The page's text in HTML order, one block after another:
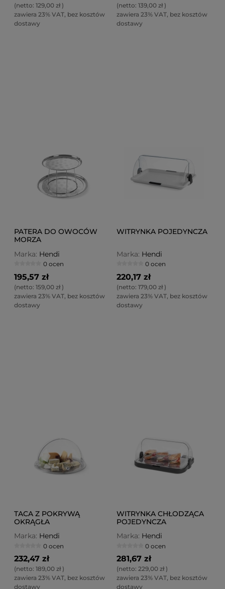
(netto: 129,00 zł)
zawiera 23% VAT, bez kosztów
dostawy
(netto: 139,00 zł)
zawiera 23% VAT, bez kosztów
dostawy
PATERA DO OWOCÓW
MORZA
Marka: Hendi
0 ocen
195,57 zł
(netto: 159,00 zł)
zawiera 23% VAT, bez kosztów
dostawy
WITRYNKA POJEDYNCZA
Marka: Hendi
0 ocen
220,17 zł
(netto: 179,00 zł)
zawiera 23% VAT, bez kosztów
dostawy
TACA Z POKRYWĄ
OKRĄGŁA
Marka: Hendi
0 ocen
232,47 zł
(netto: 189,00 zł)
zawiera 23% VAT, bez kosztów
dostawy
WITRYNKA CHŁODZĄCA
POJEDYNCZA
Marka: Hendi
0 ocen
281,67 zł
(netto: 229,00 zł)
zawiera 23% VAT, bez kosztów
dostawy